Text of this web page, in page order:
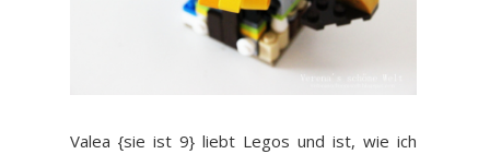
Valea {sie ist 9} liebt Legos und ist, wie ich